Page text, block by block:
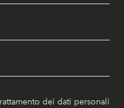
dei dati personali